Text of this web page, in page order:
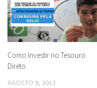
Como Investir no Tesouro
Direto
AGOSTO 9, 2013